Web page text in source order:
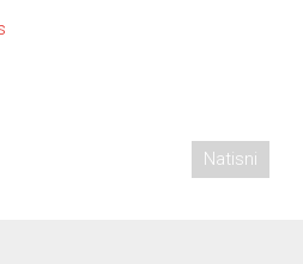
Natisni